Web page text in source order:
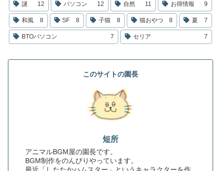
謎 12 パソコン 12 自然 11 お得情報 9
和風 8 SF 8 子猫 8 猫おやつ 8 夏 7
BTOパソコン 7 セリア 7
このサイトの園長
短所
アニマルBGM屋の園長です。
BGM制作をのんびりやっています。